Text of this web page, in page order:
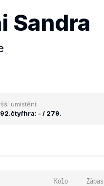
Sandra
umístění:
čtyřhra: - / 279.
Kolo Zápas